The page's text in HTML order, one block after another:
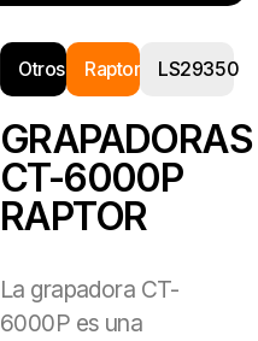
Otros Raptor LS29350
GRAPADORAS
CT-6000P
RAPTOR
La grapadora CT-
6000P es una